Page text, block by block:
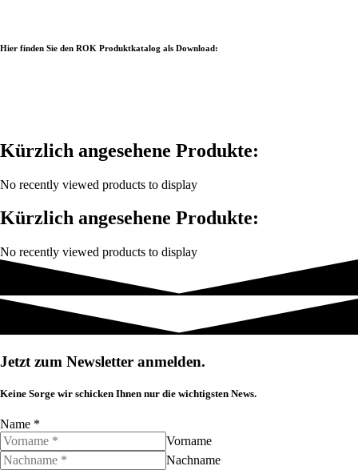
Hier finden Sie den ROK Produktkatalog als Download:
Kürzlich angesehene Produkte:
No recently viewed products to display
Kürzlich angesehene Produkte:
No recently viewed products to display
Jetzt zum Newsletter anmelden.
Keine Sorge wir schicken Ihnen nur die wichtigsten News.
Name *
Vorname
Nachname